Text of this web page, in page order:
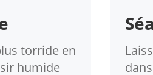
torride en
humide